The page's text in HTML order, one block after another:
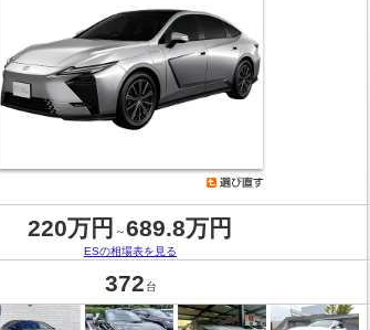
220万円 ～689.8万円
ESの相場表を見る
372 台